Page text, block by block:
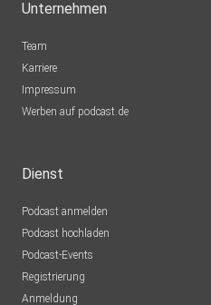
Unternehmen
Team
Karriere
Impressum
Werben auf podcast.de
Dienst
Podcast anmelden
Podcast hochladen
Podcast-Events
Registrierung
Anmeldung